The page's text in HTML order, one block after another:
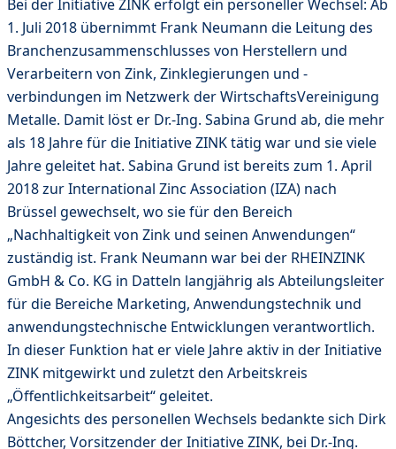
Bei der Initiative ZINK erfolgt ein personeller Wechsel: Ab
1. Juli 2018 übernimmt Frank Neumann die Leitung des
Branchenzusammenschlusses von Herstellern und
Verarbeitern von Zink, Zinklegierungen und -
verbindungen im Netzwerk der WirtschaftsVereinigung
Metalle. Damit löst er Dr.-Ing. Sabina Grund ab, die mehr
als 18 Jahre für die Initiative ZINK tätig war und sie viele
Jahre geleitet hat. Sabina Grund ist bereits zum 1. April
2018 zur International Zinc Association (IZA) nach
Brüssel gewechselt, wo sie für den Bereich
„Nachhaltigkeit von Zink und seinen Anwendungen“
zuständig ist. Frank Neumann war bei der RHEINZINK
GmbH & Co. KG in Datteln langjährig als Abteilungsleiter
für die Bereiche Marketing, Anwendungstechnik und
anwendungstechnische Entwicklungen verantwortlich.
In dieser Funktion hat er viele Jahre aktiv in der Initiative
ZINK mitgewirkt und zuletzt den Arbeitskreis
„Öffentlichkeitsarbeit“ geleitet.
Angesichts des personellen Wechsels bedankte sich Dirk
Böttcher, Vorsitzender der Initiative ZINK, bei Dr.-Ing.